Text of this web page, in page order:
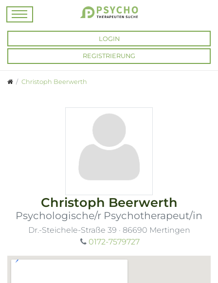
LOGIN
REGISTRIERUNG
Christoph Beerwerth
Christoph Beerwerth
Psychologische/r Psychotherapeut/in
Dr.-Steichele-Straße 39 · 86690 Mertingen
0172-7579727